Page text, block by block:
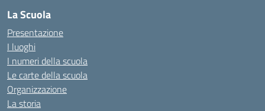
La Scuola
Presentazione
I luoghi
I numeri della scuola
Le carte della scuola
Organizzazione
La storia